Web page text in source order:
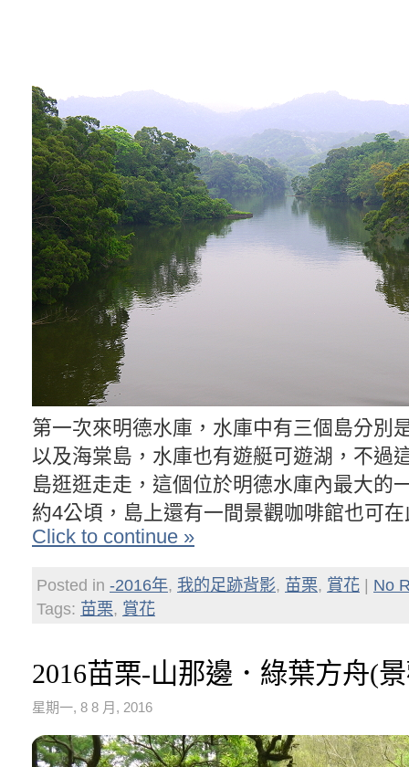
第一次來明德水庫，水庫中有三個島分別
以及海棠島，水庫也有遊艇可遊湖，不過
島逛逛走走，這個位於明德水庫內最大的
約4公頃，島上還有一間景觀咖啡館也可
Click to continue »
Posted in -2016年, 我的足跡背影, 苗栗, 賞花
No
Tags: 苗栗, 賞花
2016苗栗-山那邊．綠葉方舟(
星期一, 8 8 月, 2016